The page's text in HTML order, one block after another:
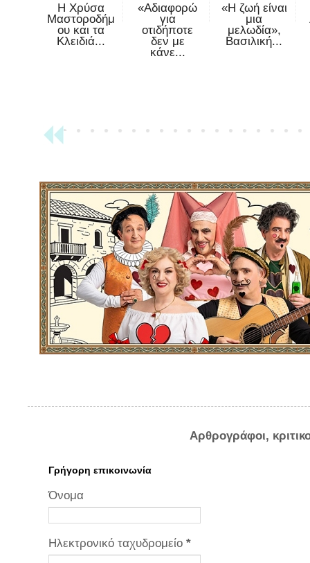
Η Χρύσα
Μαστοροδήμ
ου και τα
Κλειδιά...
«Αδιαφορώ
για
οτιδήποτε
δεν με
κάνε...
«Η ζωή είναι
μια
μελωδία»,
Βασιλική...
Αρθρογράφοι,
Γρήγορη επικοινωνία
Όνομα
Ηλεκτρονικό ταχυδρομείο *